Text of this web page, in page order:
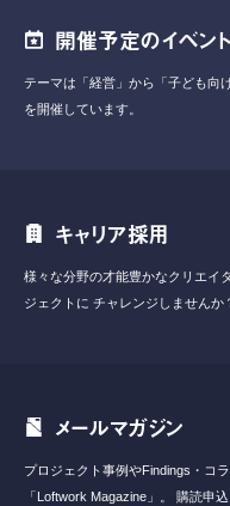
開催予定のイベント
テーマは「経営」から「子ども向
を開催しています。
キャリア採用
様々な分野の才能豊かなクリエイ
ジェクトに チャレンジしませんか
メールマガジン
プロジェクト事例やFindings・コ
「Loftwork Magazine」。
購読申